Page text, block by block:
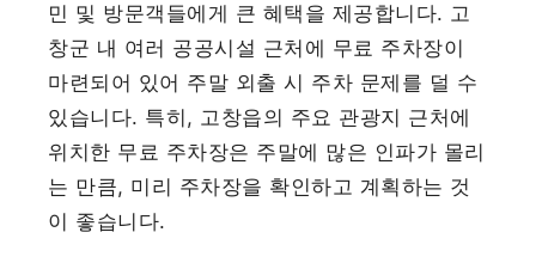
민 및 방문객들에게 큰 혜택을 제공합니다. 고
창군 내 여러 공공시설 근처에 무료 주차장이
마련되어 있어 주말 외출 시 주차 문제를 덜 수
있습니다. 특히, 고창읍의 주요 관광지 근처에
위치한 무료 주차장은 주말에 많은 인파가 몰리
는 만큼, 미리 주차장을 확인하고 계획하는 것
이 좋습니다.